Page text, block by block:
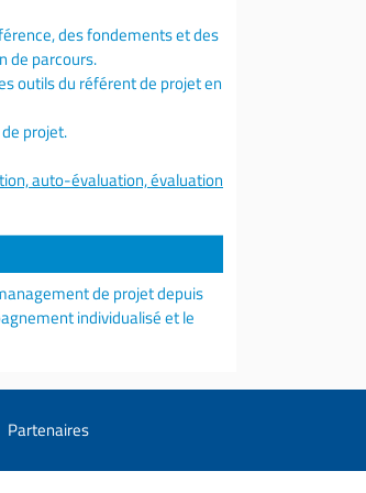
des fondements et des
de parcours.
outils du référent de projet en
projet.
auto-évaluation, évaluation
de projet depuis
individualisé et le
Partenaires